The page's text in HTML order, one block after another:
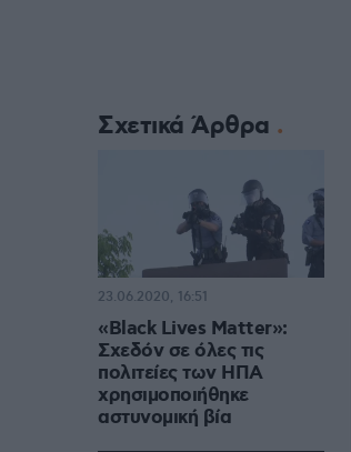
Σχετικά Άρθρα
«Black Lives Matter»:
Σχεδόν σε όλες τις
πολιτείες των ΗΠΑ
χρησιμοποιήθηκε
αστυνομική βία
23.06.2020, 16:51